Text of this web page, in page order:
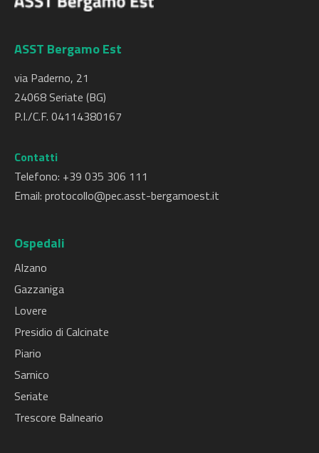
ASST Bergamo Est
via Paderno, 21
24068 Seriate (BG)
P.I./C.F. 04114380167
Contatti
Telefono: +39 035 306 111
Email: protocollo@pec.asst-bergamoest.it
Ospedali
Alzano
Gazzaniga
Lovere
Presidio di Calcinate
Piario
Sarnico
Seriate
Trescore Balneario